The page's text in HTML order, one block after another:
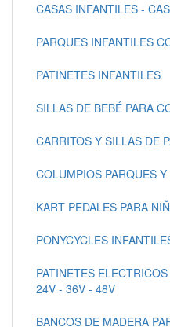
CASAS INFANTILES -
PARQUES INFANTILES
PATINETES INFANTILES
SILLAS DE BEBÉ PARA
CARRITOS Y SILLAS DE
COLUMPIOS PARQUES
KART PEDALES PARA
PONYCYCLES
PATINETES
24V - 36V - 48V
BANCOS DE MADERA